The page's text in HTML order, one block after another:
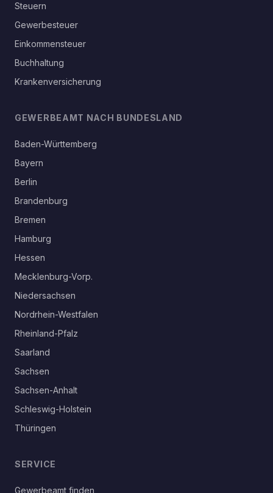
Steuern
Gewerbesteuer
Einkommensteuer
Buchhaltung
Krankenversicherung
GEWERBEAMT NACH BUNDESLAND
Baden-Württemberg
Bayern
Berlin
Brandenburg
Bremen
Hamburg
Hessen
Mecklenburg-Vorp.
Niedersachsen
Nordrhein-Westfalen
Rheinland-Pfalz
Saarland
Sachsen
Sachsen-Anhalt
Schleswig-Holstein
Thüringen
SERVICE
Gewerbeamt finden